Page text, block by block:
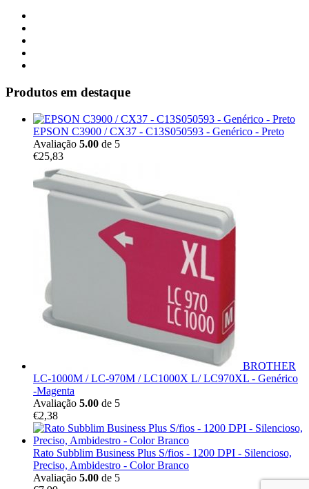
Produtos em destaque
EPSON C3900 / CX37 - C13S050593 - Genérico - Preto
Avaliação 5.00 de 5
€25,83
BROTHER
LC-1000M / LC-970M / LC1000X L/ LC970XL - Genérico
-Magenta
Avaliação 5.00 de 5
€2,38
Rato Subblim Business Plus S/fios - 1200 DPI - Silencioso,
Preciso, Ambidestro - Color Branco
Avaliação 5.00 de 5